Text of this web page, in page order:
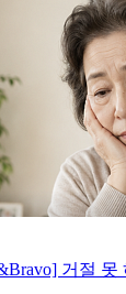
거절